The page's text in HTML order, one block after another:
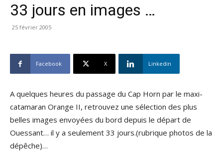
33 jours en images …
25 février 2005
Facebook X Linkedin
A quelques heures du passage du Cap Horn par le maxi-
catamaran Orange II, retrouvez une sélection des plus
belles images envoyées du bord depuis le départ de
Ouessant… il y a seulement 33 jours.(rubrique photos de la
dépêche)…